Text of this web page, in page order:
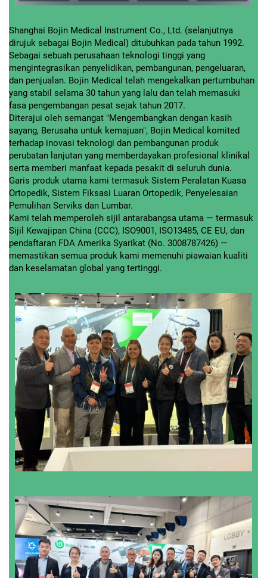
Shanghai Bojin Medical Instrument Co., Ltd. (selanjutnya
dirujuk sebagai Bojin Medical) ditubuhkan pada tahun 1992.
Sebagai sebuah perusahaan teknologi tinggi yang
mengintegrasikan penyelidikan, pembangunan, pengeluaran,
dan penjualan. Bojin Medical telah mengekalkan pertumbuhan
yang stabil selama 30 tahun yang lalu dan telah memasuki
fasa pengembangan pesat sejak tahun 2017.
Diterajui oleh semangat "Mengembangkan dengan kasih
sayang, Berusaha untuk kemajuan", Bojin Medical komited
terhadap inovasi teknologi dan pembangunan produk
perubatan lanjutan yang memberdayakan profesional klinikal
serta memberi manfaat kepada pesakit di seluruh dunia.
Garis produk utama kami termasuk Sistem Peralatan Kuasa
Ortopedik, Sistem Fiksasi Luaran Ortopedik, Penyelesaian
Pemulihan Serviks dan Lumbar.
Kami telah memperoleh sijil antarabangsa utama — termasuk
Sijil Kewajipan China (CCC), ISO9001, ISO13485, CE EU, dan
pendaftaran FDA Amerika Syarikat (No. 3008787426) —
memastikan semua produk kami memenuhi piawaian kualiti
dan keselamatan global yang tertinggi.